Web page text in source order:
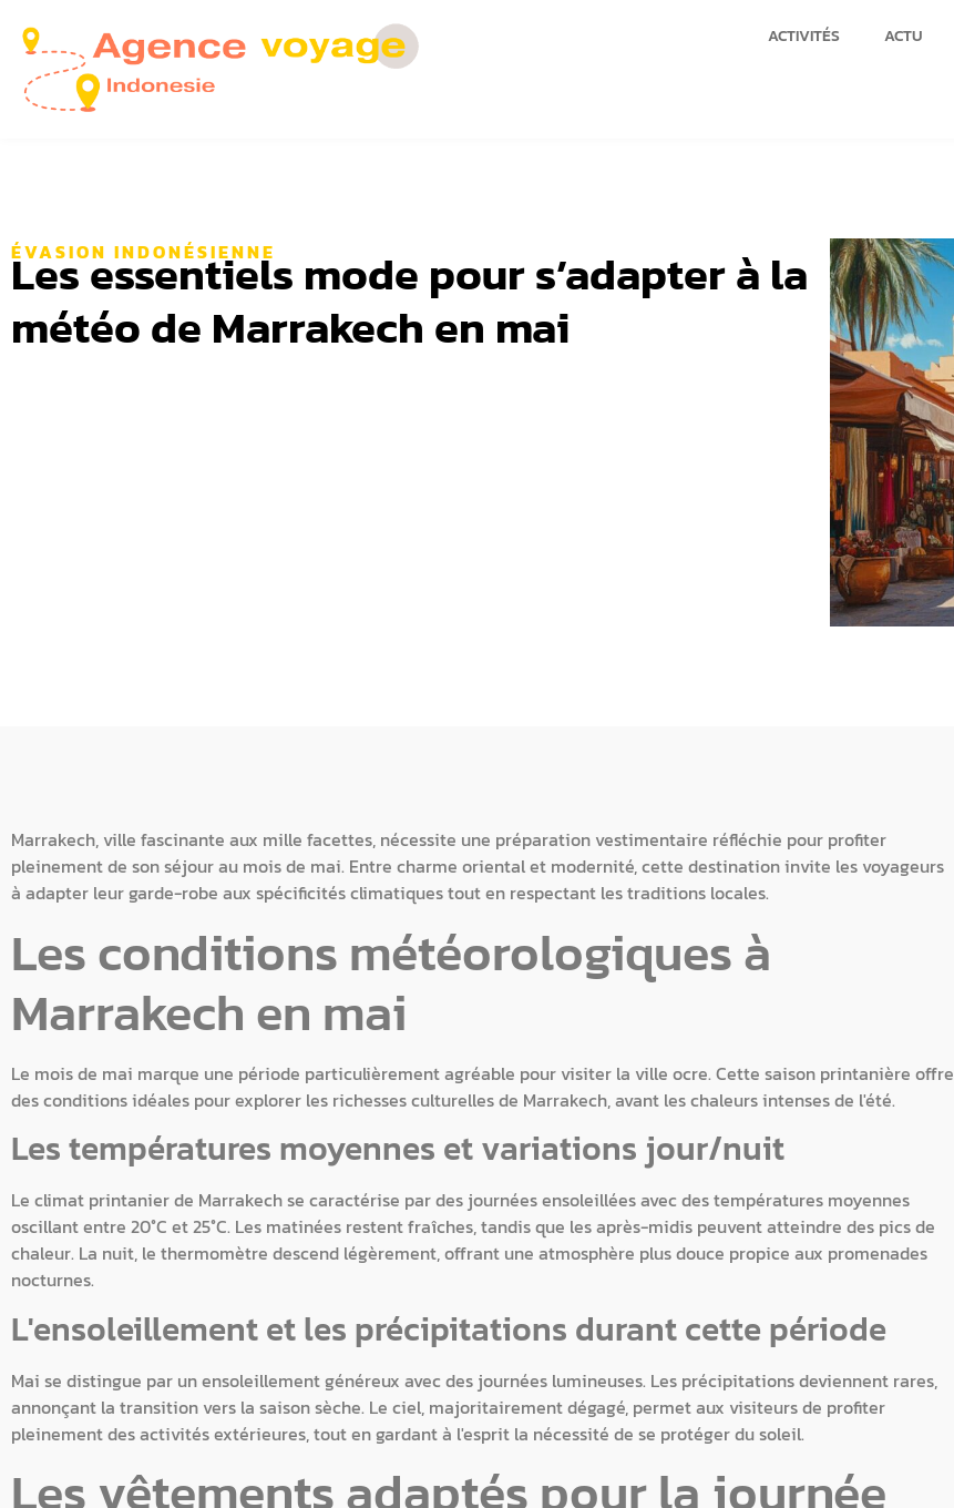
ACTIVITÉS ACTU
ÉVASION INDONÉSIENNE
Les essentiels mode pour s’adapter à la
météo de Marrakech en mai
Marrakech, ville fascinante aux mille facettes, nécessite une préparation vestimentaire réfléchie pour profiter
pleinement de son séjour au mois de mai. Entre charme oriental et modernité, cette destination invite les voyageurs
à adapter leur garde-robe aux spécificités climatiques tout en respectant les traditions locales.
Les conditions météorologiques à
Marrakech en mai
Le mois de mai marque une période particulièrement agréable pour visiter la ville ocre. Cette saison printanière offre
des conditions idéales pour explorer les richesses culturelles de Marrakech, avant les chaleurs intenses de l'été.
Les températures moyennes et variations jour/nuit
Le climat printanier de Marrakech se caractérise par des journées ensoleillées avec des températures moyennes
oscillant entre 20°C et 25°C. Les matinées restent fraîches, tandis que les après-midis peuvent atteindre des pics de
chaleur. La nuit, le thermomètre descend légèrement, offrant une atmosphère plus douce propice aux promenades
nocturnes.
L'ensoleillement et les précipitations durant cette période
Mai se distingue par un ensoleillement généreux avec des journées lumineuses. Les précipitations deviennent rares,
annonçant la transition vers la saison sèche. Le ciel, majoritairement dégagé, permet aux visiteurs de profiter
pleinement des activités extérieures, tout en gardant à l'esprit la nécessité de se protéger du soleil.
Les vêtements adaptés pour la journée